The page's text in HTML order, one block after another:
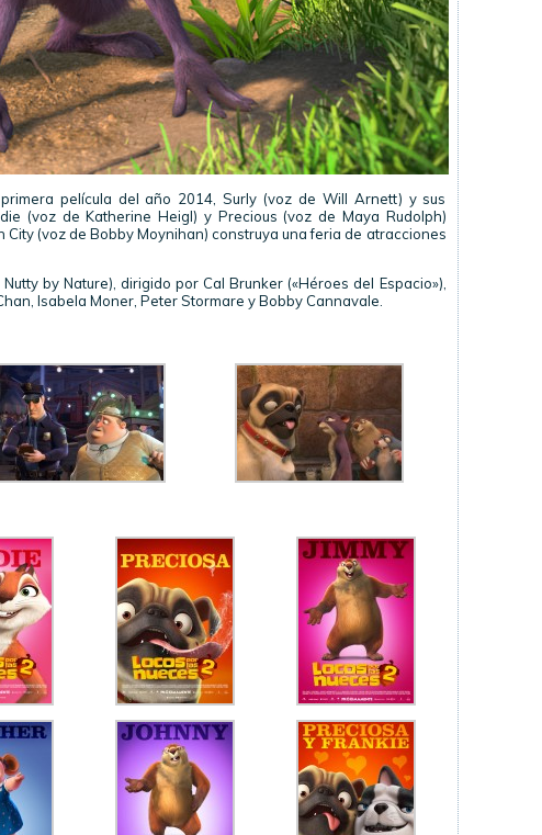
película del año 2014, Surly (voz de Will Arnett) y sus
(voz de Katherine Heigl) y Precious (voz de Maya Rudolph)
(voz de Bobby Moynihan) construya una feria de atracciones
by Nature), dirigido por Cal Brunker («Héroes del Espacio»),
Isabela Moner, Peter Stormare y Bobby Cannavale.